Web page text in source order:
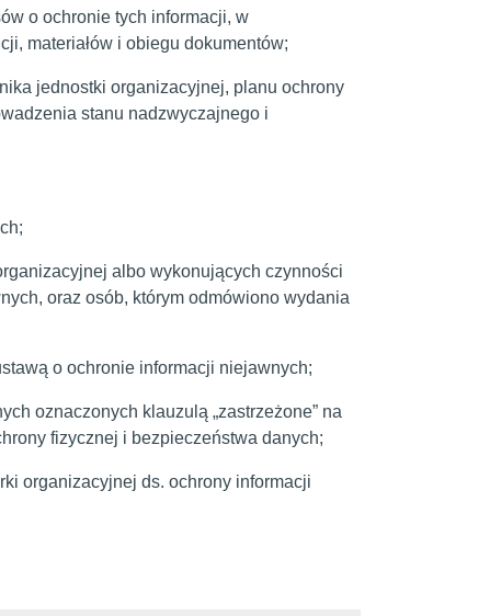
o ochronie tych informacji, w
materiałów i obiegu dokumentów;
jednostki organizacyjnej, planu ochrony
stanu nadzwyczajnego i
albo wykonujących czynności
oraz osób, którym odmówiono wydania
o ochronie informacji niejawnych;
oznaczonych klauzulą „zastrzeżone” na
fizycznej i bezpieczeństwa danych;
organizacyjnej ds. ochrony informacji